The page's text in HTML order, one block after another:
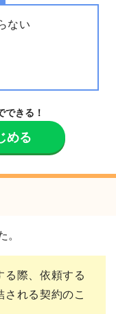
ない
できる！
める
。
る際、依頼する
れる契約のこ